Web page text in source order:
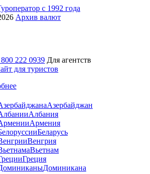
с 1992 года
Архив валют
222 0939 Для агентств
для туристов
Азербайджан
Албания
Армения
Беларусь
Венгрия
Вьетнам
Греция
Доминикана